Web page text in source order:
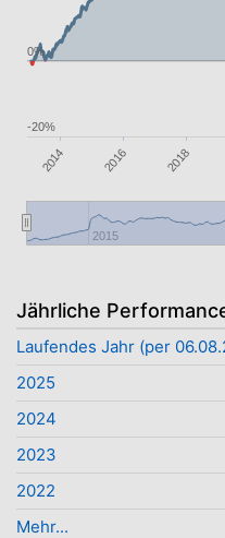
2014 2016 2018
2015
-20%
0%
Jährliche
Laufendes Jahr (per
2025
2024
2023
2022
Mehr...